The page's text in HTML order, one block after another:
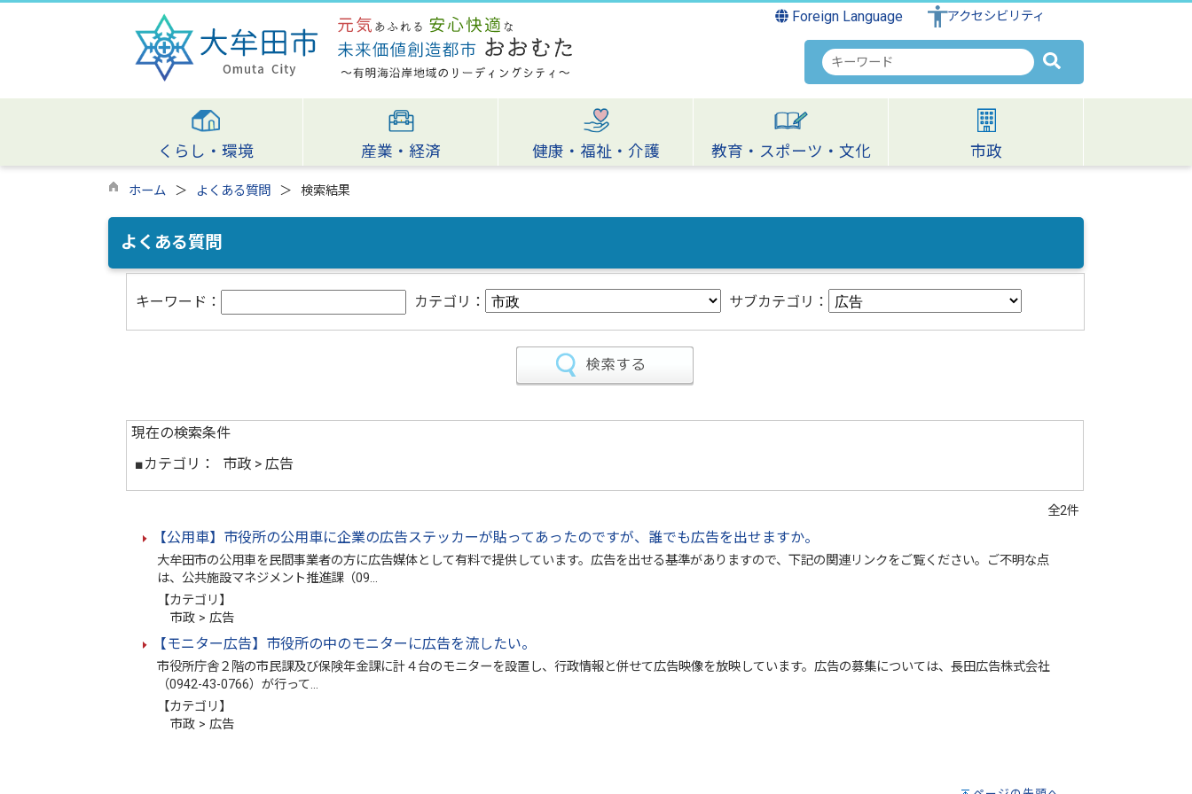
Foreign Language アクセシビリティ
検
索
キ
ワ
ー
くらし・環境 産業・経済 健康・福祉・介護 教育・スポーツ・文化 市政
ホーム よくある質問 検索結果
よくある質問
キーワード： カテゴリ： サブカテゴリ：
現在の検索条件
■カテゴリ：
市政 > 広告
全2件
【公用車】市役所の公用車に企業の広告ステッカーが貼ってあったのですが、誰でも広告を出せますか。
大牟田市の公用車を民間事業者の方に広告媒体として有料で提供しています。広告を出せる基準がありますので、下記の関連リンクをご覧ください。ご不明な点
は、公共施設マネジメント推進課（09…
【カテゴリ】
市政 > 広告
【モニター広告】市役所の中のモニターに広告を流したい。
市役所庁舎２階の市民課及び保険年金課に計４台のモニターを設置し、行政情報と併せて広告映像を放映しています。広告の募集については、長田広告株式会社
（0942-43-0766）が行って…
【カテゴリ】
市政 > 広告